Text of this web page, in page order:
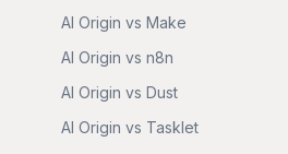
AI Origin vs Make
AI Origin vs n8n
AI Origin vs Dust
AI Origin vs Tasklet